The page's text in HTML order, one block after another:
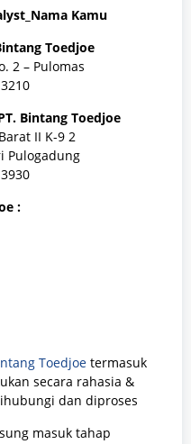
Kamu
Toedjoe
2 – Pulomas
Bintang Toedjoe
II K-9 2
Pulogadung
:
Toedjoe termasuk
secara rahasia &
dan diproses
masuk tahap